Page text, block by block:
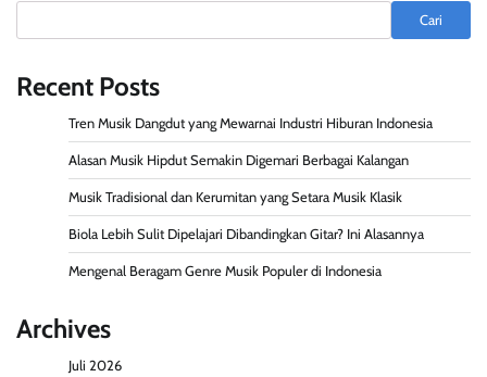
Cari
Recent Posts
Tren Musik Dangdut yang Mewarnai Industri Hiburan Indonesia
Alasan Musik Hipdut Semakin Digemari Berbagai Kalangan
Musik Tradisional dan Kerumitan yang Setara Musik Klasik
Biola Lebih Sulit Dipelajari Dibandingkan Gitar? Ini Alasannya
Mengenal Beragam Genre Musik Populer di Indonesia
Archives
Juli 2026